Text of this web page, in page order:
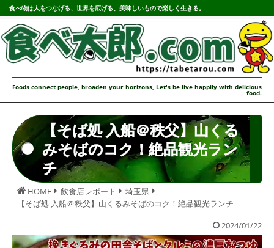
食べ物は人をつなげる、世界を広げる、美味しいもので楽しく生きる。
Foods connect people, broaden your horizons, Let's be live happily with delicious
food.
【そば処 入船＠秩父】山くる
みそばのコク！絶品観光ラン
チ
HOME 飲食店レポート
埼玉県
【そば処 入船＠秩父】山くるみそばのコク！絶品観光ランチ
2024/01/22